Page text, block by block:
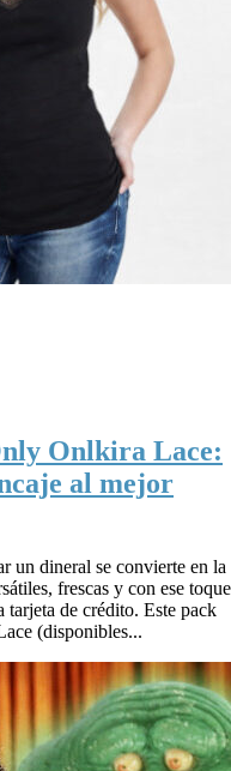
Onlkira Lace:
al mejor
un dineral se convierte en la
frescas y con ese toque
tarjeta de crédito. Este pack
(disponibles...